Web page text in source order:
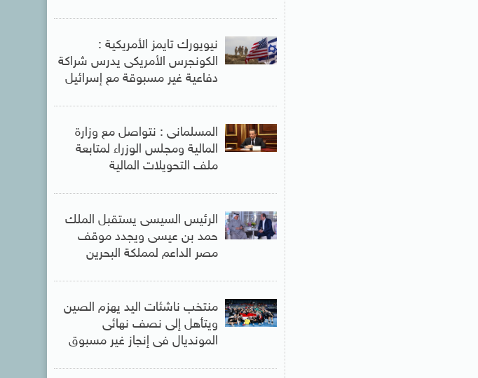
نيويورك تايمز الأمريكية :
الكونجرس الأمريكى يدرس شراكة
دفاعية غير مسبوقة مع إسرائيل
المسلمانى : نتواصل مع وزارة
المالية ومجلس الوزراء لمتابعة
ملف التحويلات المالية
الرئيس السيسى يستقبل الملك
حمد بن عيسى ويجدد موقف
مصر الداعم لمملكة البحرين
منتخب ناشئات اليد يهزم الصين
ويتأهل إلى نصف نهائى
المونديال فى إنجاز غير مسبوق